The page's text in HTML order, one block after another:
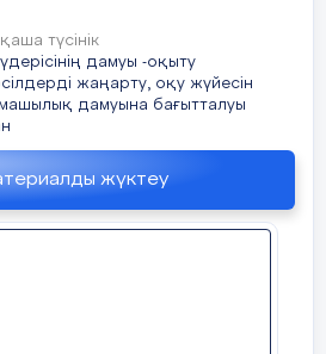
түсінік
дамуы -оқыту
жаңарту, оқу жүйесін
дамуына бағытталуы
жүктеу